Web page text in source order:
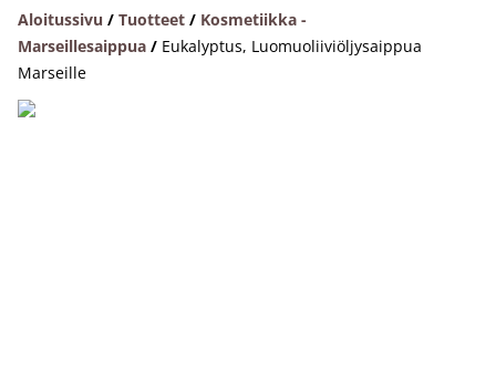
Aloitussivu / Tuotteet / Kosmetiikka -
Marseillesaippua / Eukalyptus, Luomuoliiviöljysaippua
Marseille